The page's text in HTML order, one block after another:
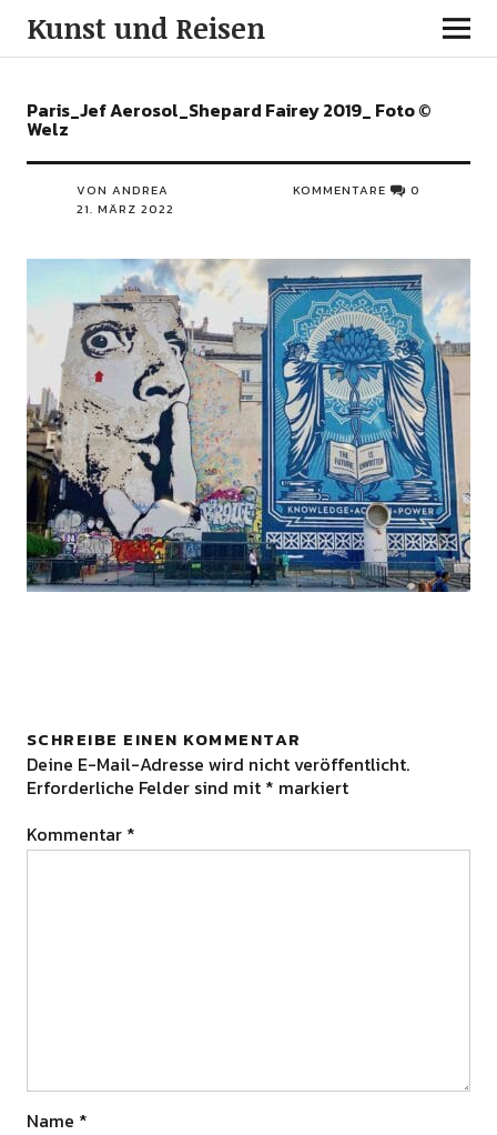
Kunst und Reisen
Paris_Jef Aerosol_Shepard Fairey 2019_ Foto ©
Welz
VON ANDREA
21. MÄRZ 2022
KOMMENTARE 0
SCHREIBE EINEN KOMMENTAR
Deine E-Mail-Adresse wird nicht veröffentlicht.
Erforderliche Felder sind mit * markiert
Kommentar *
Name *